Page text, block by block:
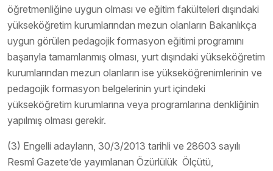
öğretmenliğine uygun olması ve eğitim fakülteleri dışındaki
yükseköğretim kurumlarından mezun olanların Bakanlıkça
uygun görülen pedagojik formasyon eğitimi programını
başarıyla tamamlanmış olması, yurt dışındaki yükseköğretim
kurumlarından mezun olanların ise yükseköğrenimlerinin ve
pedagojik formasyon belgelerinin yurt içindeki
yükseköğretim kurumlarına veya programlarına denkliğinin
yapılmış olması gerekir.
(3) Engelli adayların, 30/3/2013 tarihli ve 28603 sayılı
Resmî Gazete’de yayımlanan Özürlülük Ölçütü,